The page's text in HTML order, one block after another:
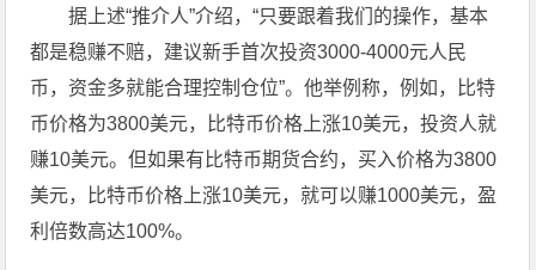
据上述“推介人”介绍，“只要跟着我们的操作，基本
都是稳赚不赔，建议新手首次投资3000-4000元人民
币，资金多就能合理控制仓位”。他举例称，例如，比特
币价格为3800美元，比特币价格上涨10美元，投资人就
赚10美元。但如果有比特币期货合约，买入价格为3800
美元，比特币价格上涨10美元，就可以赚1000美元，盈
利倍数高达100%。